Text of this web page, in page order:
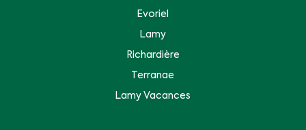
Evoriel
Lamy
Richardière
Terranae
Lamy Vacances